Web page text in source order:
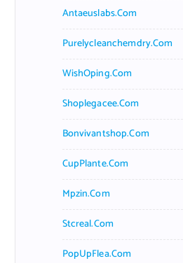
Antaeuslabs.com
Purelycleanchemdry.com
WishOping.com
Shoplegacee.com
Bonvivantshop.com
CupPlante.com
Mpzin.com
Stcreal.com
PopUpFlea.com